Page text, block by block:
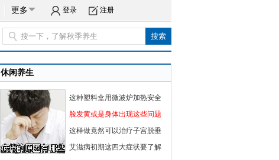
更多 登录 注册
休闲养生
这种塑料盒用微波炉加热安全
脸发黄或是身体出现这些问题
这样做竟然可以治疗子宫脱垂
艾滋病初期这四大症状要了解